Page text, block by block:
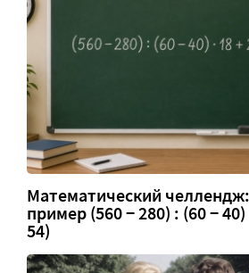
Математический
пример (560 − 280) : (60 − 40)
54)